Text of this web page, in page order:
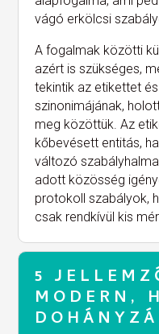
vágó erkölcsi
A fogalmak közötti
azért is szükséges,
tekintik az etikettet
szinonimájának,
meg közöttük. Az
kőbevésett entitás,
változó
adott közösség
protokoll szabályok,
csak rendkívül kis
5
MODERN,